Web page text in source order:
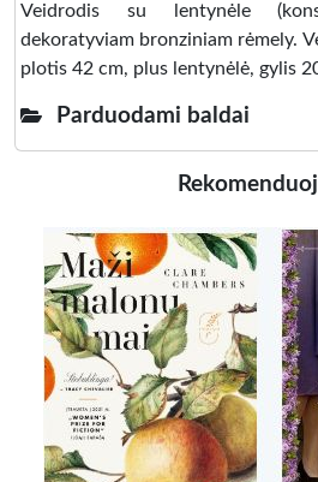
Veidrodis su lentynėle
dekoratyviam bronziniam rėmely.
plotis 42 cm, plus lentynėlė, gylis
Parduodami baldai